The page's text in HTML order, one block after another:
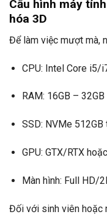
Cấu hình máy
hóa 3D
Để làm việc mượt mà,
CPU: Intel Core i5/
RAM: 16GB – 32GB
SSD: NVMe 512GB
GPU: GTX/RTX
Màn hình: Full HD/
Đối với sinh viên hoặc